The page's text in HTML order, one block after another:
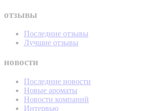
отзывы
Последние отзывы
Лучшие отзывы
новости
Последние новости
Новые ароматы
Новости компаний
Интервью